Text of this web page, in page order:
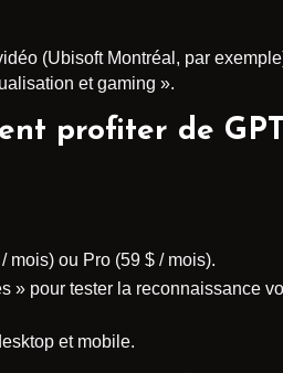
(Ubisoft Montréal, par
et gaming ».
profiter de
mois) ou Pro (59 $ / mois).
» pour tester la reconnaissance
et mobile.